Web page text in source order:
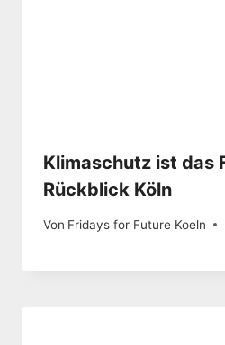
Klimaschutz ist das
Rückblick Köln
Von Fridays for Future Koeln